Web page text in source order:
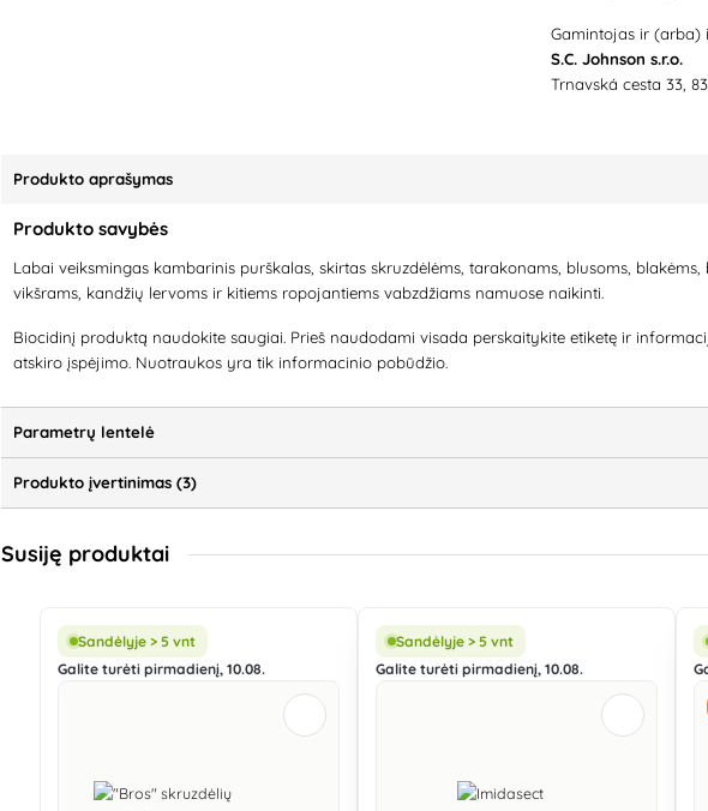
Gamintojas ir (arba)
S.C. Johnson s.r.o.
Trnavská cesta 33,
Produkto aprašymas
Produkto savybės
Labai veiksmingas kambarinis purškalas, skirtas skruzdėlėms, tarakonams, blusoms,
vikšrams, kandžių lervoms ir kitiems ropojantiems vabzdžiams namuose naikinti.
Biocidinį produktą naudokite saugiai. Prieš naudodami visada perskaitykite etiketę ir
atskiro įspėjimo. Nuotraukos yra tik informacinio pobūdžio.
Parametrų lentelė
Produkto įvertinimas (3)
Susiję produktai
Sandėlyje > 5 vnt
Galite turėti pirmadienį, 10.08.
Sandėlyje > 5 vnt
Galite turėti pirmadienį, 10.08.